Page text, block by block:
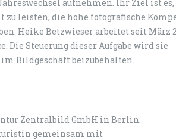
aufnehmen. Ihr Ziel ist es,
leisten, die hohe fotografische
Heike Betzwieser arbeitet seit März
Die Steuerung dieser Aufgabe wird sie
Bildgeschäft beizubehalten.
Zentralbild GmbH in Berlin.
gemeinsam mit